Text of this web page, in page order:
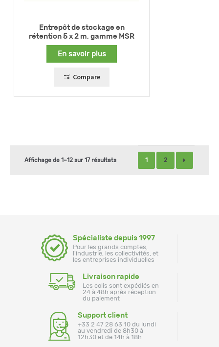
Entrepôt de stockage en
rétention 5 x 2 m, gamme MSR
En savoir plus
Compare
Affichage de 1–12 sur 17 résultats 1 2
Spécialiste depuis 1997
Pour les grands comptes,
l'industrie, les collectivités, et
les entreprises individuelles
Livraison rapide
Les colis sont expédiés en
24 à 48h après réception
du paiement
Support client
+33 2 47 28 63 10 du lundi
au vendredi de 8h30 à
12h30 et de 14h à 18h